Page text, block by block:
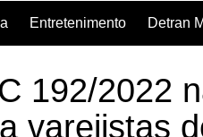
Entretenimento Detran
192/2022
varejistas